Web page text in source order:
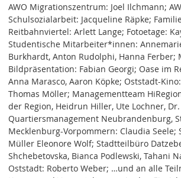
AWO Migrationszentrum: Joel Ilchmann;
Schulsozialarbeit: Jacqueline Räpke;
Reitbahnviertel: Arlett Lange; Fotoetage:
Studentische Mitarbeiter*innen:
Burkhardt, Anton Rudolphi, Hanna
Bildpräsentation: Fabian Georgi; Oase im
Anna Marasco, Aaron Köpke; Oststadt-
Thomas Möller; Managementteam
der Region, Heidrun Hiller, Ute Lochner,
Quartiersmanagement Neubrandenburg,
Mecklenburg-Vorpommern: Claudia Seele;
Müller Eleonore Wolf; Stadtteilbüro
Shchebetovska, Bianca Podlewski, Tahani
Oststadt: Roberto Weber; …und an alle